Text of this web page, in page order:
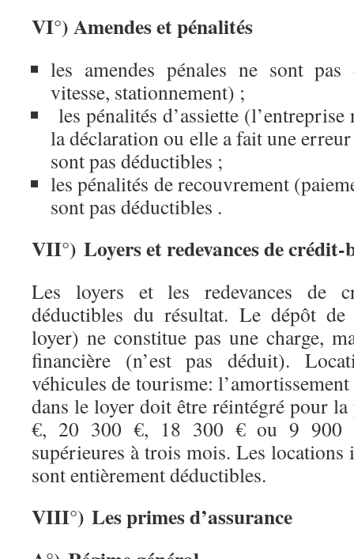
VI°) Amendes et pénalités
les amendes pénales ne sont pas
vitesse, stationnement) ;
les pénalités d’assiette (l’entreprise
la déclaration ou elle a fait une
sont pas déductibles ;
les pénalités de recouvrement
sont pas déductibles .
VII°) Loyers et redevances de crédit-
Les loyers et les redevances de
déductibles du résultat. Le dépôt
loyer) ne constitue pas une charge,
financière (n’est pas déduit).
véhicules de tourisme:
dans le loyer doit être réintégré pour
€, 20 300 €, 18 300 € ou 9 900
supérieures à trois mois. Les
sont entièrement déductibles.
VIII°) Les primes d’assurance